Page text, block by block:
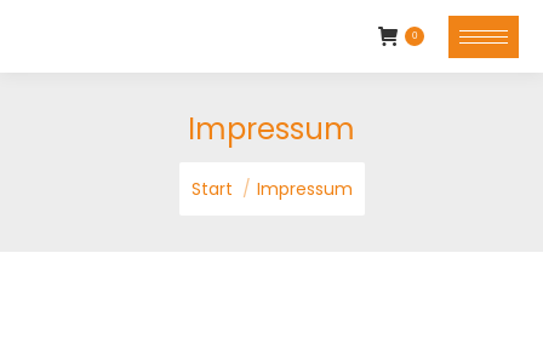
0
Impressum
Start Impressum